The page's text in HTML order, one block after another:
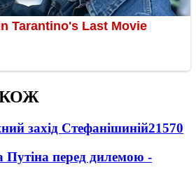
захід Стефанішиній21570
Путіна перед дилемою -